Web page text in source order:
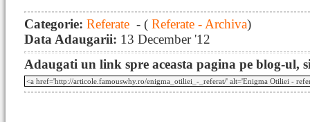
Categorie: Referate - ( Referate - Archiva)
Data Adaugarii: 13 December '12
Adaugati un link spre aceasta pagina pe blog-ul,